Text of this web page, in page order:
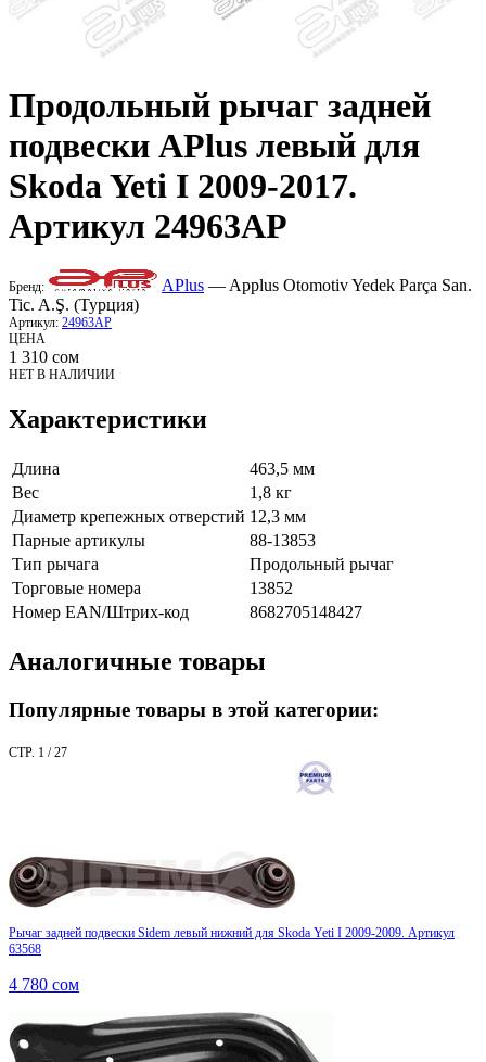
Продольный рычаг задней
подвески APlus левый для
Skoda Yeti I 2009-2017.
Артикул 24963AP
Бренд: APlus — Applus Otomotiv Yedek Parça San.
Tic. A.Ş. (Турция)
Артикул: 24963AP
ЦЕНА
1 310 сом
НЕТ В НАЛИЧИИ
Характеристики
Длина
463,5 мм
Вес
1,8 кг
Диаметр крепежных отверстий 12,3 мм
Парные артикулы
88-13853
Тип рычага
Продольный рычаг
Торговые номера
13852
Номер EAN/Штрих-код
8682705148427
Аналогичные товары
Популярные товары в этой категории:
СТР. 1 / 27
Рычаг задней подвески Sidem левый нижний для Skoda Yeti I 2009-2009. Артикул
63568
4 780 сом